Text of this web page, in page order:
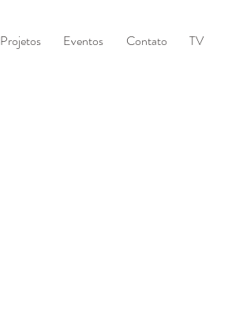
Projetos Eventos Contato TV